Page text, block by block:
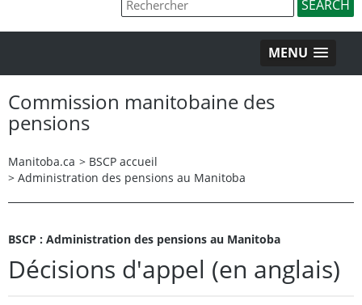
MENU
Commission manitobaine des
pensions
Manitoba.ca > BSCP accueil
> Administration des pensions au Manitoba
BSCP : Administration des pensions au Manitoba
Décisions d'appel (en anglais)